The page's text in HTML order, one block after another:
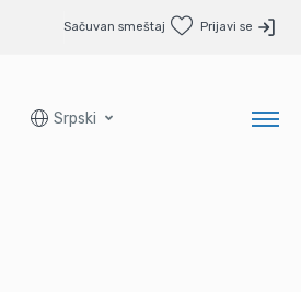
Sačuvan smeštaj Prijavi se
Srpski